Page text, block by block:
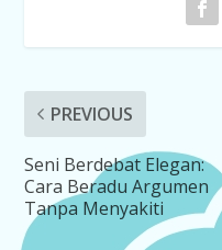
PREVIOUS
Seni Berdebat Elegan:
Cara Beradu Argumen
Tanpa Menyakiti